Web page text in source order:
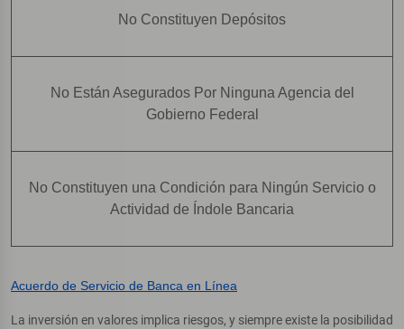
No Constituyen Depósitos
No Están Asegurados Por Ninguna Agencia del
Gobierno Federal
No Constituyen una Condición para Ningún Servicio o
Actividad de Índole Bancaria
Acuerdo de Servicio de Banca en Línea
La inversión en valores implica riesgos, y siempre existe la posibilidad